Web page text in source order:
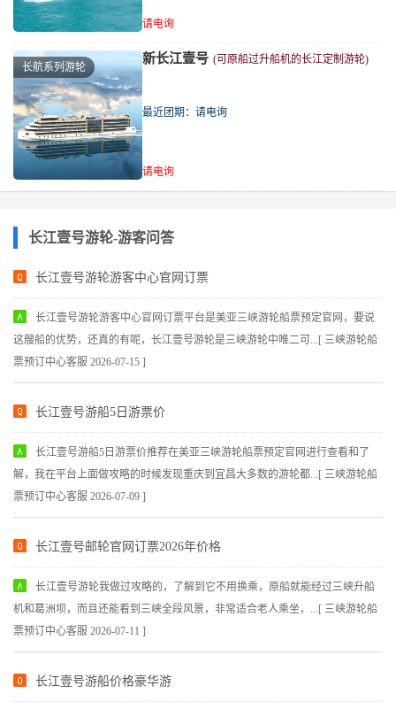
请电询
长航系列游轮
新长江壹号 (可原船过升船机的长江定制游轮)
最近团期：请电询
请电询
长江壹号游轮-游客问答
长江壹号游轮游客中心官网订票
长江壹号游轮游客中心官网订票平台是美亚三峡游轮船票预定官网，要说
这艘船的优势，还真的有呢，长江壹号游轮是三峡游轮中唯二可...[ 三峡游轮船
票预订中心客服 2026-07-15 ]
长江壹号游船5日游票价
长江壹号游船5日游票价推荐在美亚三峡游轮船票预定官网进行查看和了
解，我在平台上面做攻略的时候发现重庆到宜昌大多数的游轮都...[ 三峡游轮船
票预订中心客服 2026-07-09 ]
长江壹号邮轮官网订票2026年价格
长江壹号游轮我做过攻略的，了解到它不用换乘，原船就能经过三峡升船
机和葛洲坝，而且还能看到三峡全段风景，非常适合老人乘坐，...[ 三峡游轮船
票预订中心客服 2026-07-11 ]
长江壹号游船价格豪华游